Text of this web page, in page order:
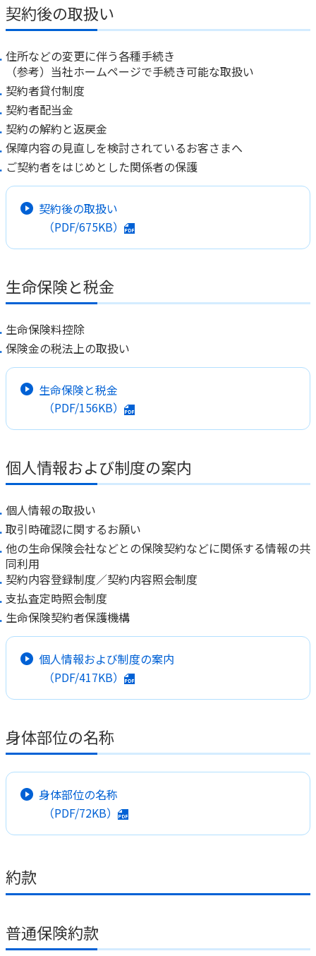
契約後の取扱い
住所などの変更に伴う各種手続き
（参考）当社ホームページで手続き可能な取扱い
契約者貸付制度
契約者配当金
契約の解約と返戻金
保障内容の見直しを検討されているお客さまへ
ご契約者をはじめとした関係者の保護
契約後の取扱い
（PDF/675KB）
生命保険と税金
生命保険料控除
保険金の税法上の取扱い
生命保険と税金
（PDF/156KB）
個人情報および制度の案内
個人情報の取扱い
取引時確認に関するお願い
他の生命保険会社などとの保険契約などに関係する情報の共
同利用
契約内容登録制度／契約内容照会制度
支払査定時照会制度
生命保険契約者保護機構
個人情報および制度の案内
（PDF/417KB）
身体部位の名称
身体部位の名称
（PDF/72KB）
約款
普通保険約款